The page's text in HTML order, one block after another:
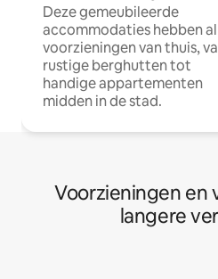
Deze gemeubileerde
accommodaties hebben
voorzieningen van thuis,
rustige berghutten tot
handige appartementen
midden in de stad.
Voorzieningen en
langere